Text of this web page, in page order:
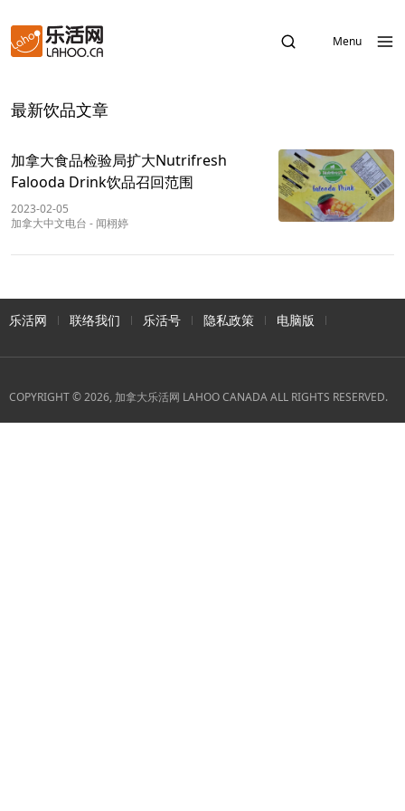
Menu
最新饮品文章
加拿大食品检验局扩大Nutrifresh
Falooda Drink饮品召回范围
2023-02-05
加拿大中文电台 - 闻栩婷
乐活网 联络我们 乐活号 隐私政策 电脑版
COPYRIGHT © 2026, 加拿大乐活网 LAHOO CANADA ALL RIGHTS RESERVED.